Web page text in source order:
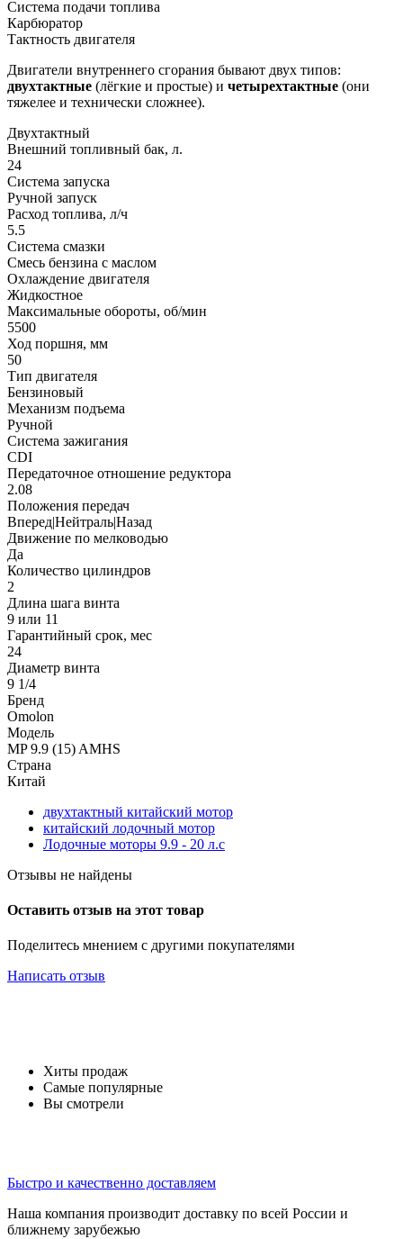
Система подачи топлива
Карбюратор
Тактность двигателя
Двигатели внутреннего сгорания бывают двух типов:
двухтактные (лёгкие и простые) и четырехтактные (они
тяжелее и технически сложнее).
Двухтактный
Внешний топливный бак, л.
24
Система запуска
Ручной запуск
Расход топлива, л/ч
5.5
Система смазки
Смесь бензина с маслом
Охлаждение двигателя
Жидкостное
Максимальные обороты, об/мин
5500
Ход поршня, мм
50
Тип двигателя
Бензиновый
Механизм подъема
Ручной
Система зажигания
CDI
Передаточное отношение редуктора
2.08
Положения передач
Вперед|Нейтраль|Назад
Движение по мелководью
Да
Количество цилиндров
2
Длина шага винта
9 или 11
Гарантийный срок, мес
24
Диаметр винта
9 1/4
Бренд
Omolon
Модель
MP 9.9 (15) AMHS
Страна
Китай
двухтактный китайский мотор
китайский лодочный мотор
Лодочные моторы 9.9 - 20 л.с
Отзывы не найдены
Оставить отзыв на этот товар
Поделитесь мнением с другими покупателями
Написать отзыв
Хиты продаж
Самые популярные
Вы смотрели
Быстро и качественно доставляем
Наша компания производит доставку по всей России и
ближнему зарубежью